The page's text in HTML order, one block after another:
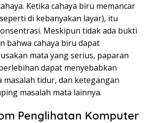
Ketika cahaya biru memancar
di kebanyakan layar), itu
Meskipun tidak ada bukti
bahwa cahaya biru dapat
mata yang serius, paparan
dapat menyebabkan
masalah tidur, dan ketegangan
masalah mata lainnya.
Penglihatan Komputer